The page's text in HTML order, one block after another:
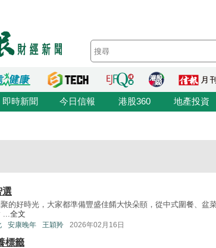
即時新聞 今日信報 港股360 地產投資
選
的好時光，大家都準備豐盛佳餚大快朵頤，從中式圍餐、盆
...全文
安康晚年 王穎羚 2026年02月16日
標籤